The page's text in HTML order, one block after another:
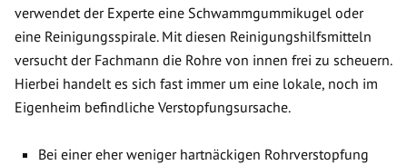
verwendet der Experte eine Schwammgummikugel oder
eine Reinigungsspirale. Mit diesen Reinigungshilfsmitteln
versucht der Fachmann die Rohre von innen frei zu scheuern.
Hierbei handelt es sich fast immer um eine lokale, noch im
Eigenheim befindliche Verstopfungsursache.
Bei einer eher weniger hartnäckigen Rohrverstopfung